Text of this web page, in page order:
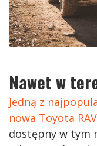
Nawet w
Jedną z
nowa Toyota
dostępny w tym